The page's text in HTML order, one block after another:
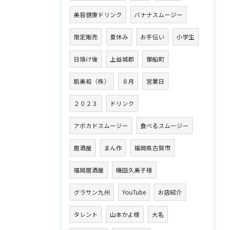
美容健康ドリンク バナナスムージー
限定販売 夏休み お手伝い 小学生
日焼け後 上益城郡 御船町
肌美和（株） ８月 営業日
２０２３ ドリンク
アボカドスムージー 食べるスムージー
居酒屋 まん作 福岡県古賀市
福岡居酒屋 磯田久美子様
グラサン九州 YouTube お店紹介
タレント 山本かよ様 大名